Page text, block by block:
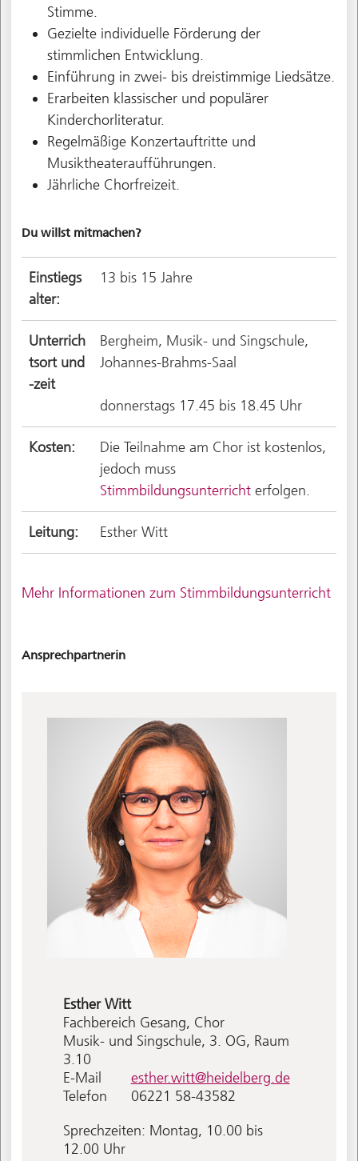
Stimme.
Gezielte individuelle Förderung der
stimmlichen Entwicklung.
Einführung in zwei- bis dreistimmige Liedsätze.
Erarbeiten klassischer und populärer
Kinderchorliteratur.
Regelmäßige Konzertauftritte und
Musiktheateraufführungen.
Jährliche Chorfreizeit.
Du willst mitmachen?
Einstiegs
alter:
13 bis 15 Jahre
Unterrich
tsort und
-zeit
Bergheim, Musik- und Singschule,
Johannes-Brahms-Saal
donnerstags 17.45 bis 18.45 Uhr
Kosten:
Die Teilnahme am Chor ist kostenlos,
jedoch muss
Stimmbildungsunterricht erfolgen.
Leitung: Esther Witt
Mehr Informationen zum Stimmbildungsunterricht
Ansprechpartnerin
EstherWitt
Fachbereich Gesang, Chor
Musik- und Singschule, 3. OG, Raum
3.10
E-Mail
esther.witt@heidelberg.de
Telefon
06221 58-43582
Sprechzeiten: Montag, 10.00 bis
12.00 Uhr